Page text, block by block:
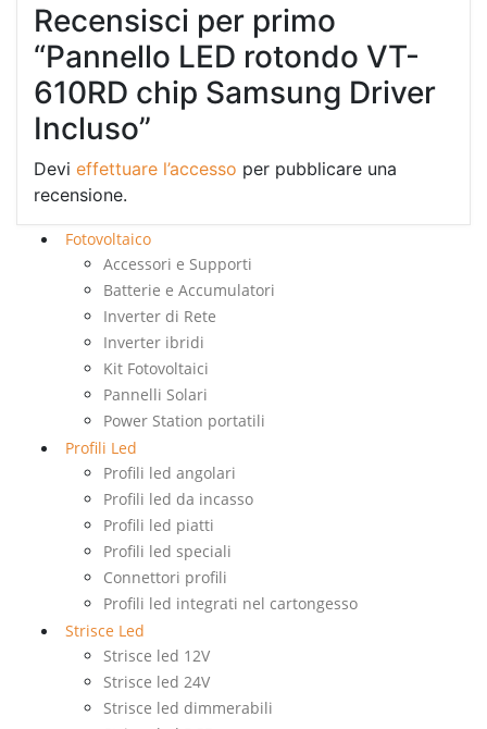
Recensisci per primo
“Pannello LED rotondo VT-
610RD chip Samsung Driver
Incluso”
Devi effettuare l’accesso per pubblicare una
recensione.
Fotovoltaico
Accessori e Supporti
Batterie e Accumulatori
Inverter di Rete
Inverter ibridi
Kit Fotovoltaici
Pannelli Solari
Power Station portatili
Profili Led
Profili led angolari
Profili led da incasso
Profili led piatti
Profili led speciali
Connettori profili
Profili led integrati nel cartongesso
Strisce Led
Strisce led 12V
Strisce led 24V
Strisce led dimmerabili